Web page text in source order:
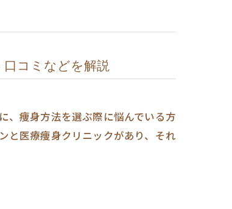
コミなどを解説
、痩身方法を選ぶ際に悩んでいる方
と医療痩身クリニックがあり、それ